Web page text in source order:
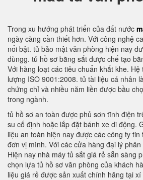
Trong xu hướng phát triển của đất nước
ngày càng cần thiết hơn. Với công nghệ
nổi bật. tủ bảo mật văn phòng hiện nay
dùngg. tủ hồ sơ bằng sắt được chế tạo
Với hàng loạt các tiêu chuẩn khắt khe.
lượng ISO 9001:2008. tủ tài liệu cá nhân
chứng chỉ và nhiều năm liền được bầu
trong ngành.
tủ hồ sơ an toàn được phủ sơn tĩnh điện
su cố định hoặc lắp đặt bánh xe di động.
liệu an toàn hiện nay được các công ty
đơn vị mình. Với các cửa hàng đại lý
Hiện nay nhà máy tủ sắt giá rẻ sẵn sàng
chọn lựa tủ hồ sơ văn phòng của khách
liệu giá rẻ được sản xuất chính hãng tại